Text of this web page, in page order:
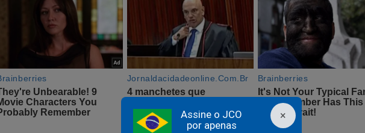
×
Assine o JCO
por apenas
eternizaram. E esquecer seria cometer o mesmo erro e a humanidade não pode se permitir
esse esquecimento.